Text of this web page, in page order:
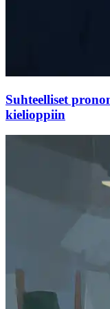
Suhteelliset
kielioppiin